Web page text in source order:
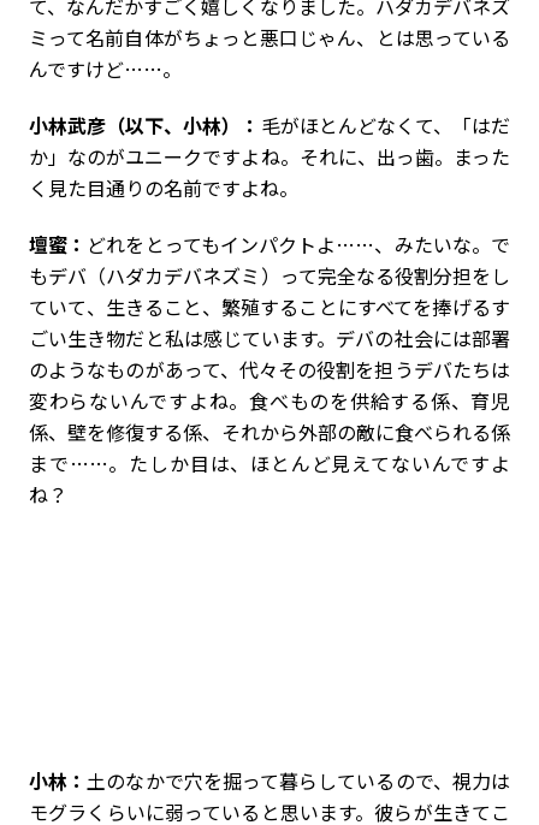
て、なんだかすごく嬉しくなりました。ハダカデバネズ
ミって名前自体がちょっと悪口じゃん、とは思っている
んですけど……。
小林武彦（以下、小林）： 毛がほとんどなくて、「はだ
か」なのがユニークですよね。それに、出っ歯。まった
く見た目通りの名前ですよね。
壇蜜： どれをとってもインパクトよ……、みたいな。で
もデバ（ハダカデバネズミ）って完全なる役割分担をし
ていて、生きること、繁殖することにすべてを捧げるす
ごい生き物だと私は感じています。デバの社会には部署
のようなものがあって、代々その役割を担うデバたちは
変わらないんですよね。食べものを供給する係、育児
係、壁を修復する係、それから外部の敵に食べられる係
まで……。たしか目は、ほとんど見えてないんですよ
ね？
小林：土のなかで穴を掘って暮らしているので、視力は
モグラくらいに弱っていると思います。彼らが生きてこ